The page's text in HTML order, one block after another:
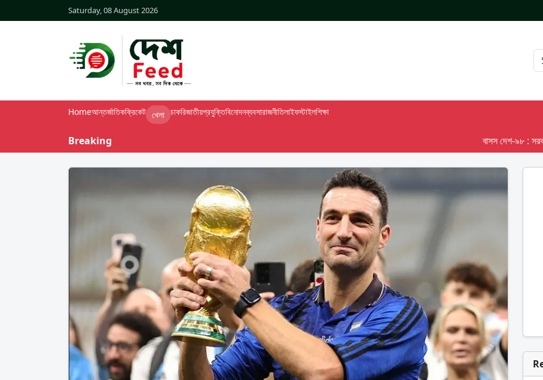
Saturday, 08 August 2026
Homeআন্তর্জাতিকক্রিকেট খেলা চাকরিজাতীয়প্রযুক্তিবিনোদনব্যবসারাজনীতিলাইফস্টাইলশিক্ষা
Breaking বাসস দেশ-৯৮ : সরকারের